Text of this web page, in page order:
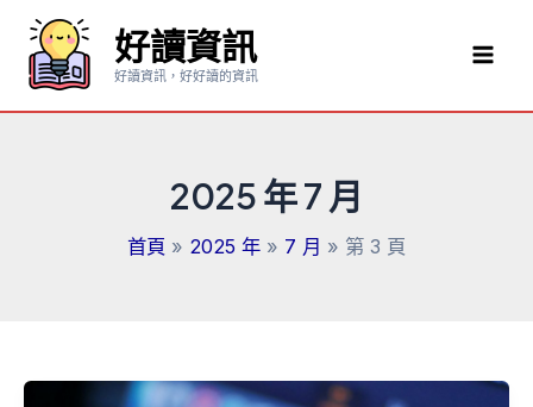
要
好讀資訊
好讀資訊，好好讀的資訊
2025 年 7 月
首頁 2025 年 7 月 第 3 頁